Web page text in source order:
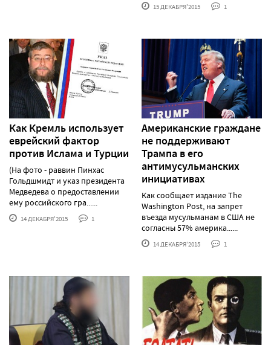
15 ДЕКАБРЯ'2015 1
Как Кремль использует
еврейский фактор
против Ислама и Турции
(На фото - раввин Пинхас
Гольдшмидт и указ президента
Медведева о предоставлении
ему российского гра......
14 ДЕКАБРЯ'2015 1
Американские граждане
не поддерживают
Трампа в его
антимусульманских
инициативах
Как сообщает издание The
Washington Post, на запрет
въезда мусульманам в США не
согласны 57% америка......
14 ДЕКАБРЯ'2015 1